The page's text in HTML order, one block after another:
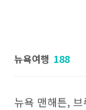
뉴욕여행 188